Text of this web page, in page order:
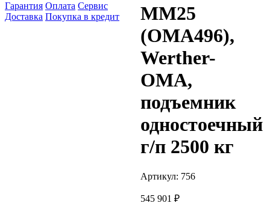
Гарантия Оплата Сервис
Доставка Покупка в кредит
MM25
(OMA496),
Werther-
OMA,
подъемник
одностоечный
г/п 2500 кг
Артикул: 756
545 901 ₽